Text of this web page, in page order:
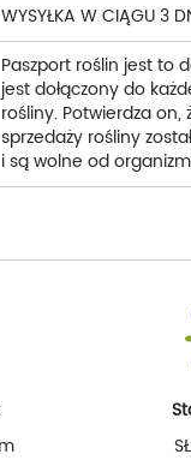
WYSYŁKA W CIĄGU 3
Paszport roślin jest to
jest dołączony do
rośliny. Potwierdza
sprzedaży rośliny
i są wolne od